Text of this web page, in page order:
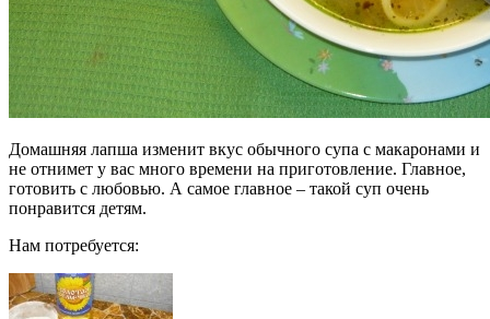
Домашняя лапша изменит вкус обычного супа с макаронами и
не отнимет у вас много времени на приготовление. Главное,
готовить с любовью. А самое главное – такой суп очень
понравится детям.
Нам потребуется: